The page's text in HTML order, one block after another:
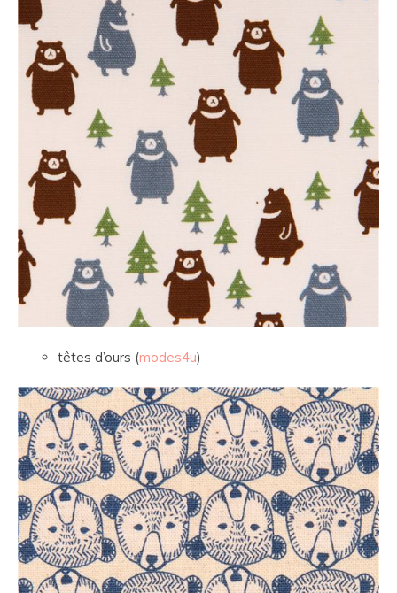
têtes d’ours (modes4u)